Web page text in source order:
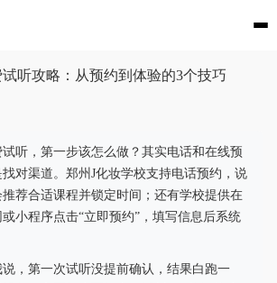
听攻略：从预约到体验的3个技巧
听，第一步该怎么做？其实电话和在线预
对渠道。郑州J化妆学校支持电话预约，说
荐合适课程并锁定时间；还有学校提供在
小程序点击“立即预约”，填写信息后系统
，第一次试听没提前确认，结果白跑一